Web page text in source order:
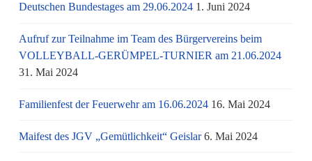
Deutschen Bundestages am 29.06.2024 1. Juni 2024
Aufruf zur Teilnahme im Team des Bürgervereins beim
VOLLEYBALL-GERÜMPEL-TURNIER am 21.06.2024
31. Mai 2024
Familienfest der Feuerwehr am 16.06.2024 16. Mai 2024
Maifest des JGV „Gemütlichkeit“ Geislar 6. Mai 2024